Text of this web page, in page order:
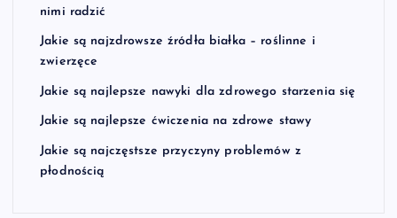
nimi radzić
Jakie są najzdrowsze źródła białka – roślinne i
zwierzęce
Jakie są najlepsze nawyki dla zdrowego starzenia się
Jakie są najlepsze ćwiczenia na zdrowe stawy
Jakie są najczęstsze przyczyny problemów z
płodnością